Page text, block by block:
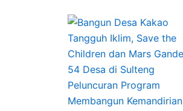
Peluncuran Program
Membangun Kemandirian